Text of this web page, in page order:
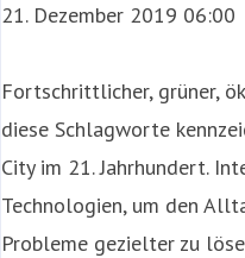
21. Dezember 2019 06:00
Fortschrittlicher, grüner,
diese Schlagworte
City im 21. Jahrhundert.
Technologien, um den
Probleme gezielter zu